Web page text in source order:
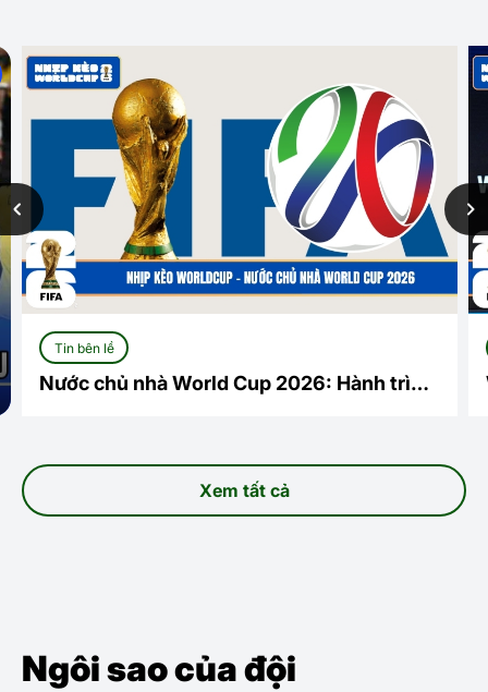
Xem tất cả
Tin bên lề
Nước chủ nhà World Cup 2026: Hành trình
Ngôi sao của đội